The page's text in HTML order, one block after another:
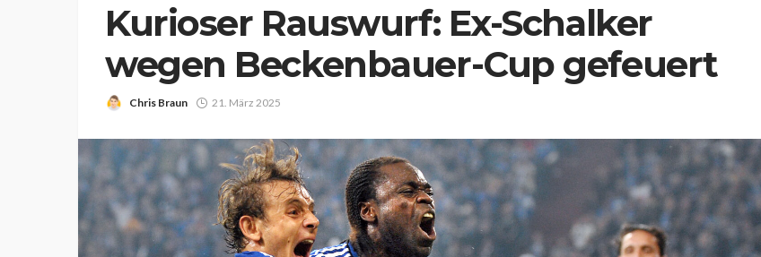
Kurioser Rauswurf: Ex-Schalker
wegen Beckenbauer-Cup gefeuert
Chris Braun 21. März 2025